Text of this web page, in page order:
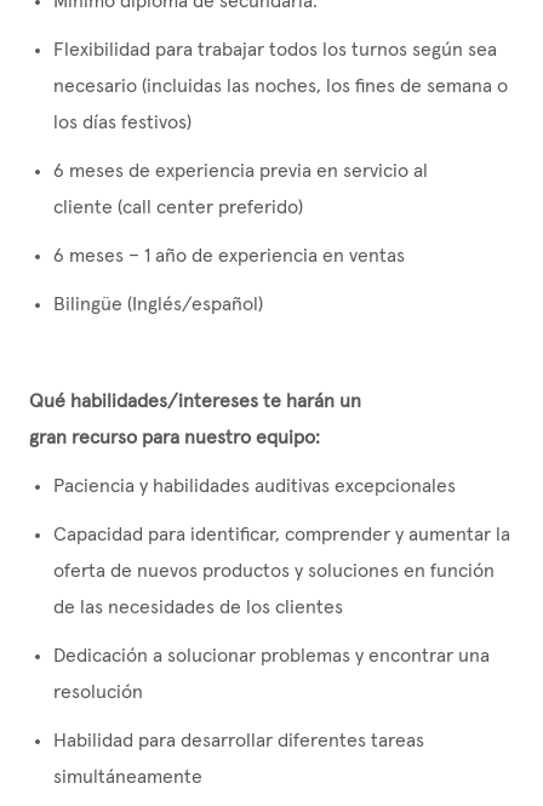
Flexibilidad para trabajar todos los turnos según sea
necesario (incluidas las noches, los fines de semana o
los días festivos)
6 meses de experiencia previa en servicio al
cliente (call center preferido)
6 meses – 1 año de experiencia en ventas
Bilingüe (Inglés/español)
Qué habilidades/intereses te harán un
gran recurso para nuestro equipo:
Paciencia y habilidades auditivas excepcionales
Capacidad para identificar, comprender y aumentar la
oferta de nuevos productos y soluciones en función
de las necesidades de los clientes
Dedicación a solucionar problemas y encontrar una
resolución
Habilidad para desarrollar diferentes tareas
simultáneamente